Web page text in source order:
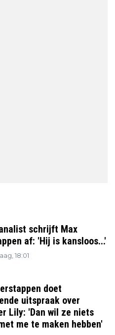
schrijft Max
af: 'Hij is kansloos...'
18:01
doet
uitspraak over
Lily: 'Dan wil ze niets
me te maken hebben'